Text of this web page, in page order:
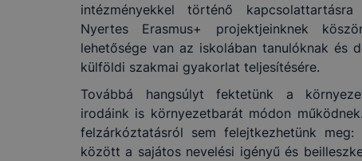
intézményekkel történő
Nyertes Erasmus+ projektjeinknek
lehetősége van az iskolában tanulóknak és
külföldi szakmai gyakorlat teljesítésére.
Továbbá hangsúlyt fektetünk a
irodáink is környezetbarát módon
felzárkóztatásról sem felejtkezhetünk
között a sajátos nevelési igényű és